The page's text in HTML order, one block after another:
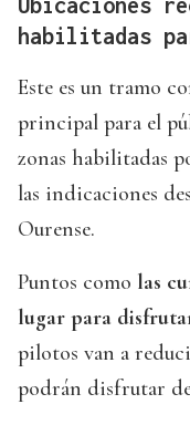
habilitadas
Este es un tramo
principal para el
zonas habilitadas
las indicaciones
Ourense.
Puntos como las
lugar para
pilotos van a
podrán disfrutar